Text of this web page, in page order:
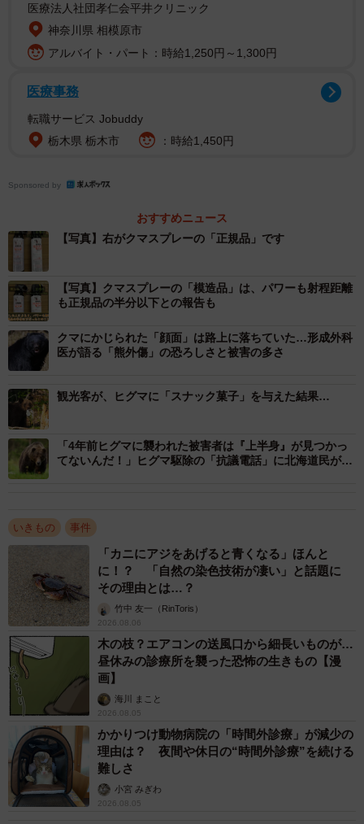
ネル （@youko_rou）さん。
ろうさんは続けて、「羅臼岳の事故も効果のないクマよけ
なので、確実に安全なものを選びましょう（店頭購入がお
すすめです）」と、ポスト。
におけるヒグマ人身事故」のこと。
知床財団の調査速報によると、亡くなった被害者の「同行
者」は「クマよけスプレー」を謳った商品を所持。
しかし「ヒグマに対応した製品」ではなく、かつ再利用品
であったため、「事故発生時の初期対応においてスプレー
の使用を試みたものの、噴射できていなかった」という。
医療法人社団孝仁会平井クリニック
神奈川県 相模原市
アルバイト・パート：時給1,250円～1,300円
医療事務
転職サービス Jobuddy
栃木県 栃木市
：時給1,450円
Sponsored by
おすすめニュース
【写真】右がクマスプレーの「正規品」です
【写真】クマスプレーの「模造品」は、パワーも射程距離
も正規品の半分以下との報告も
クマにかじられた「顔面」は路上に落ちていた…形成外科
医が語る「熊外傷」の恐ろしさと被害の多さ
観光客が、ヒグマに「スナック菓子」を与えた結果…
「4年前ヒグマに襲われた被害者は『上半身』が見つかっ
てないんだ！」ヒグマ駆除の「抗議電話」に北海道民が激
いきもの 事件
「カニにアジをあげると青くなる」ほんと
に！？ 「自然の染色技術が凄い」と話題に
その理由とは…？
竹中 友一（RinToris）
2026.08.06
木の枝？エアコンの送風口から細長いものが…
昼休みの診療所を襲った恐怖の生きもの【漫
画】
海川 まこと
2026.08.05
かかりつけ動物病院の「時間外診療」が減少の
理由は？ 夜間や休日の“時間外診療”を続ける
難しさ
小宮 みぎわ
2026.08.05